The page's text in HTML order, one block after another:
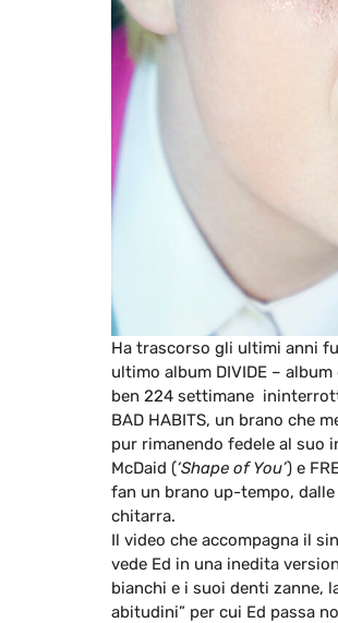
Ha trascorso gli ultimi anni
ultimo album DIVIDE –
ben 224 settimane
BAD HABITS, un brano che
pur rimanendo fedele al suo
McDaid (‘Shape of You’) e
fan un brano up-tempo,
chitarra.
Il video che accompagna il
vede Ed in una inedita
bianchi e i suoi denti zanne,
abitudini” per cui Ed passa